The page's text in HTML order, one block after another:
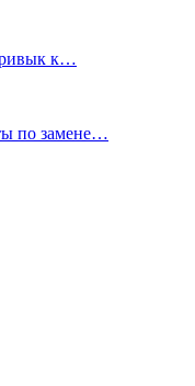
к…
по замене…